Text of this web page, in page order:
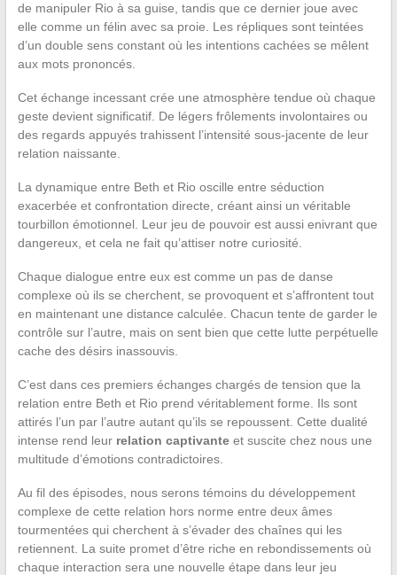
de manipuler Rio à sa guise, tandis que ce dernier joue avec
elle comme un félin avec sa proie. Les répliques sont teintées
d’un double sens constant où les intentions cachées se mêlent
aux mots prononcés.
Cet échange incessant crée une atmosphère tendue où chaque
geste devient significatif. De légers frôlements involontaires ou
des regards appuyés trahissent l’intensité sous-jacente de leur
relation naissante.
La dynamique entre Beth et Rio oscille entre séduction
exacerbée et confrontation directe, créant ainsi un véritable
tourbillon émotionnel. Leur jeu de pouvoir est aussi enivrant que
dangereux, et cela ne fait qu’attiser notre curiosité.
Chaque dialogue entre eux est comme un pas de danse
complexe où ils se cherchent, se provoquent et s’affrontent tout
en maintenant une distance calculée. Chacun tente de garder le
contrôle sur l’autre, mais on sent bien que cette lutte perpétuelle
cache des désirs inassouvis.
C’est dans ces premiers échanges chargés de tension que la
relation entre Beth et Rio prend véritablement forme. Ils sont
attirés l’un par l’autre autant qu’ils se repoussent. Cette dualité
intense rend leur relation captivanteet suscite chez nous une
multitude d’émotions contradictoires.
Au fil des épisodes, nous serons témoins du développement
complexe de cette relation hors norme entre deux âmes
tourmentées qui cherchent à s’évader des chaînes qui les
retiennent. La suite promet d’être riche en rebondissements où
chaque interaction sera une nouvelle étape dans leur jeu